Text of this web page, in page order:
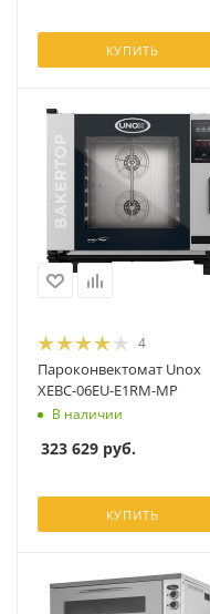
КУПИТЬ
4
Пароконвектомат Unox
XEBC-06EU-E1RM-MP
В наличии
323 629 руб.
КУПИТЬ